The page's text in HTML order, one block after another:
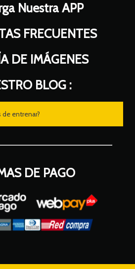
Nuestra APP
FRECUENTES
DE IMÁGENES
BLOG :
entrenar?
DE PAGO